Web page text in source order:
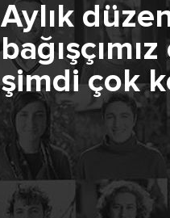
Aylık
şimdi çok